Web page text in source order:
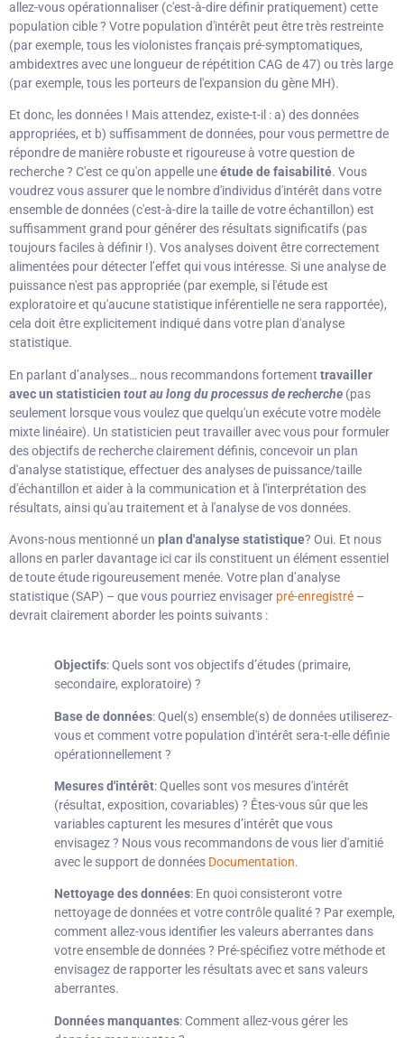
allez-vous opérationnaliser (c'est-à-dire définir pratiquement) cette
population cible ? Votre population d'intérêt peut être très restreinte
(par exemple, tous les violonistes français pré-symptomatiques,
ambidextres avec une longueur de répétition CAG de 47) ou très large
(par exemple, tous les porteurs de l'expansion du gène MH).
Et donc, les données ! Mais attendez, existe-t-il : a) des données
appropriées, et b) suffisamment de données, pour vous permettre de
répondre de manière robuste et rigoureuse à votre question de
recherche ? C'est ce qu'on appelle uneétude de faisabilité. Vous
voudrez vous assurer que le nombre d'individus d'intérêt dans votre
ensemble de données (c'est-à-dire la taille de votre échantillon) est
suffisamment grand pour générer des résultats significatifs (pas
toujours faciles à définir !). Vos analyses doivent être correctement
alimentées pour détecter l’effet qui vous intéresse. Si une analyse de
puissance n'est pas appropriée (par exemple, si l'étude est
exploratoire et qu'aucune statistique inférentielle ne sera rapportée),
cela doit être explicitement indiqué dans votre plan d'analyse
statistique.
En parlant d’analyses… nous recommandons fortement travailler
avec un statisticien tout au long du processus de recherche (pas
seulement lorsque vous voulez que quelqu'un exécute votre modèle
mixte linéaire). Un statisticien peut travailler avec vous pour formuler
des objectifs de recherche clairement définis, concevoir un plan
d'analyse statistique, effectuer des analyses de puissance/taille
d'échantillon et aider à la communication et à l'interprétation des
résultats, ainsi qu'au traitement et à l'analyse de vos données.
Avons-nous mentionné un plan d'analyse statistique? Oui. Et nous
allons en parler davantage ici car ils constituent un élément essentiel
de toute étude rigoureusement menée. Votre plan d’analyse
statistique (SAP) – que vous pourriez envisager pré-enregistré –
devrait clairement aborder les points suivants :
Objectifs: Quels sont vos objectifs d’études (primaire,
secondaire, exploratoire) ?
Base de données: Quel(s) ensemble(s) de données utiliserez-
vous et comment votre population d'intérêt sera-t-elle définie
opérationnellement ?
Mesures d'intérêt: Quelles sont vos mesures d'intérêt
(résultat, exposition, covariables) ? Êtes-vous sûr que les
variables capturent les mesures d’intérêt que vous
envisagez ? Nous vous recommandons de vous lier d'amitié
avec le support de données Documentation.
Nettoyage des données: En quoi consisteront votre
nettoyage de données et votre contrôle qualité ? Par exemple,
comment allez-vous identifier les valeurs aberrantes dans
votre ensemble de données ? Pré-spécifiez votre méthode et
envisagez de rapporter les résultats avec et sans valeurs
aberrantes.
Données manquantes: Comment allez-vous gérer les